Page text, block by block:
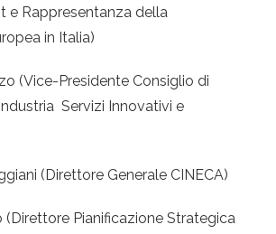
e Rappresentanza della
in Italia)
(Vice-Presidente Consiglio di
Servizi Innovativi e
(Direttore Generale CINECA)
(Direttore Pianificazione Strategica